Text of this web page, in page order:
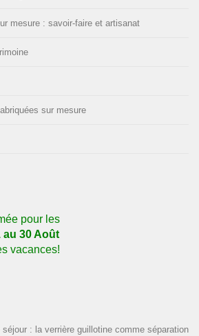
mesure : savoir-faire et artisanat
sur mesure
sur
pour les
au 30 Août
vacances!
: la verrière guillotine comme séparation